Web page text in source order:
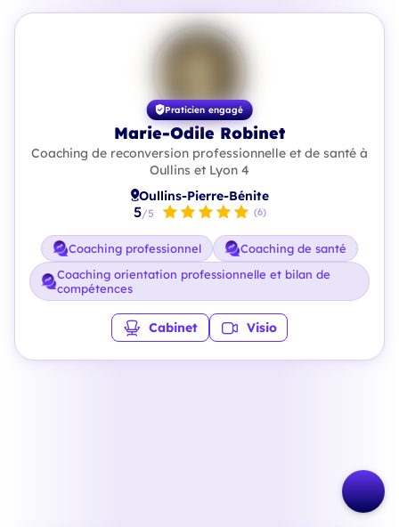
Praticien engagé
Marie-Odile Robinet
Coaching de reconversion professionnelle et de santé à
Oullins et Lyon 4
Oullins-Pierre-Bénite
5/5 (6)
Coaching professionnel
Coaching de santé
Coaching orientation professionnelle et bilan de
compétences
Cabinet Visio